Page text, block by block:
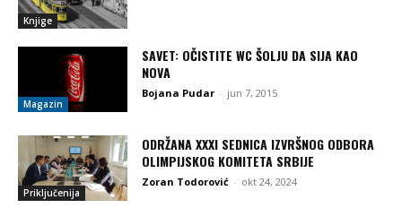
Knjige
Magazin
SAVET: OČISTITE WC ŠOLJU DA SIJA KAO
NOVA
Bojana Pudar - jun 7, 2015
Priključenija
ODRŽANA XXXI SEDNICA IZVRŠNOG ODBORA
OLIMPIJSKOG KOMITETA SRBIJE
Zoran Todorović - okt 24, 2024